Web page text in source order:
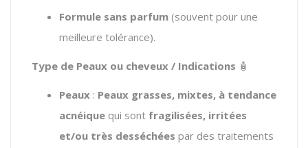
Formule sans parfum (souvent pour une
meilleure tolérance).
Type de Peaux ou cheveux / Indications 🧴
Peaux : Peaux grasses, mixtes, à tendance
acnéique qui sont fragilisées, irritées
et/ou très desséchées par des traitements